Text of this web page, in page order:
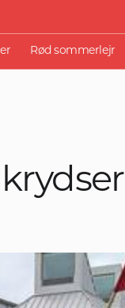
Rød sommerlejr